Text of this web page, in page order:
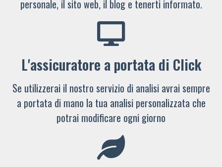
personale, il sito web, il blog e tenerti informato.
L'assicuratore a portata di Click
Se utilizzerai il nostro servizio di analisi avrai sempre
a portata di mano la tua analisi personalizzata che
potrai modificare ogni giorno